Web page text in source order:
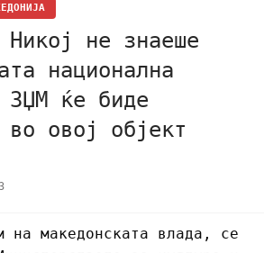
Никој не знаеше
национална
ЗЏМ ќе биде
во овој објект
на македонската влада, се